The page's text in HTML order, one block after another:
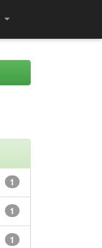
1
1
1